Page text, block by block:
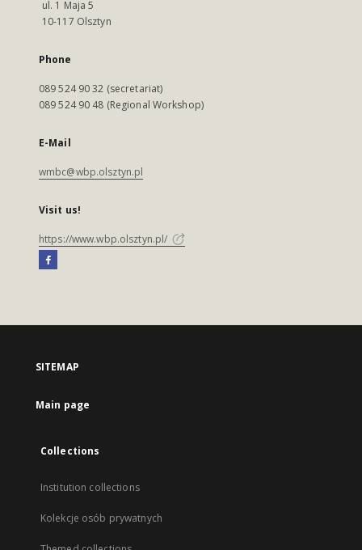
ul. 1 Maja 5
10-117 Olsztyn
Phone
089 524 90 32 (secretariat)
089 524 90 48 (Regional Workshop)
E-Mail
wmbc@wbp.olsztyn.pl
Visit us!
https://www.wbp.olsztyn.pl/
SITEMAP
Main page
Collections
Institution collections
Kolekcje osób prywatnych